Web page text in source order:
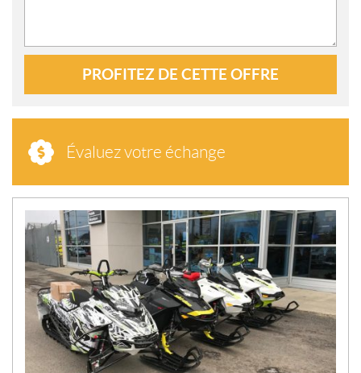
PROFITEZ DE CETTE OFFRE
Évaluez votre échange
N
O
U
V
E
L
E